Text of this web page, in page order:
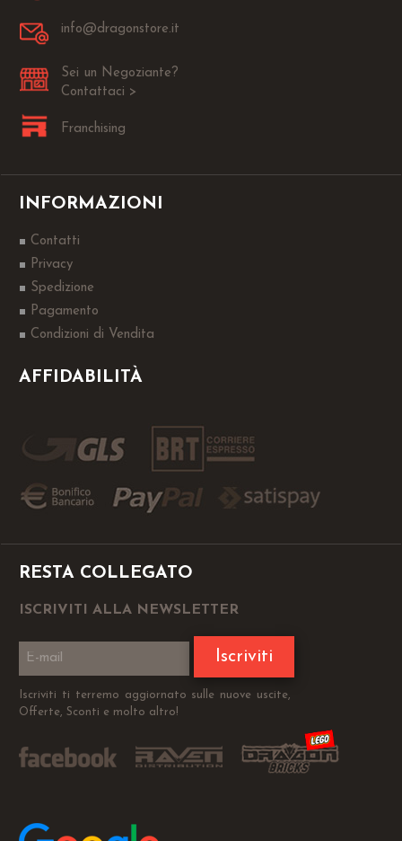
info@dragonstore.it
Sei un Negoziante?
Contattaci >
Franchising
INFORMAZIONI
Contatti
Privacy
Spedizione
Pagamento
Condizioni di Vendita
AFFIDABILITÀ
RESTA COLLEGATO
ISCRIVITI ALLA NEWSLETTER
Iscriviti
Iscriviti ti terremo aggiornato sulle nuove uscite,
Offerte, Sconti e molto altro!